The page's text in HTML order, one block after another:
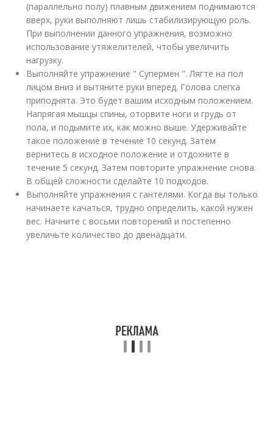
(параллельно полу) плавным движением поднимаются
вверх, руки выполняют лишь стабилизирующую роль.
При выполнении данного упражнения, возможно
использование утяжелителей, чтобы увеличить
нагрузку.
Выполняйте упражнение " Супермен ". Лягте на пол
лицом вниз и вытяните руки вперед. Голова слегка
приподнята. Это будет вашим исходным положением.
Напрягая мышцы спины, оторвите ноги и грудь от
пола, и подымите их, как можно выше. Удерживайте
такое положение в течение 10 секунд. Затем
вернитесь в исходное положение и отдохните в
течение 5 секунд. Затем повторите упражнение снова.
В общей сложности сделайте 10 подходов.
Выполняйте упражнения с гантелями. Когда вы только
начинаете качаться, трудно определить, какой нужен
вес. Начните с восьми повторений и постепенно
увеличьте количество до двенадцати.